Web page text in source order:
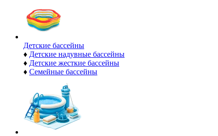
Детские бассейны
♦ Детские надувные бассейны
♦ Детские жесткие бассейны
♦ Семейные бассейны